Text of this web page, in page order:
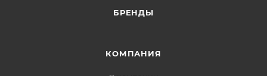
БРЕНДЫ
КОМПАНИЯ